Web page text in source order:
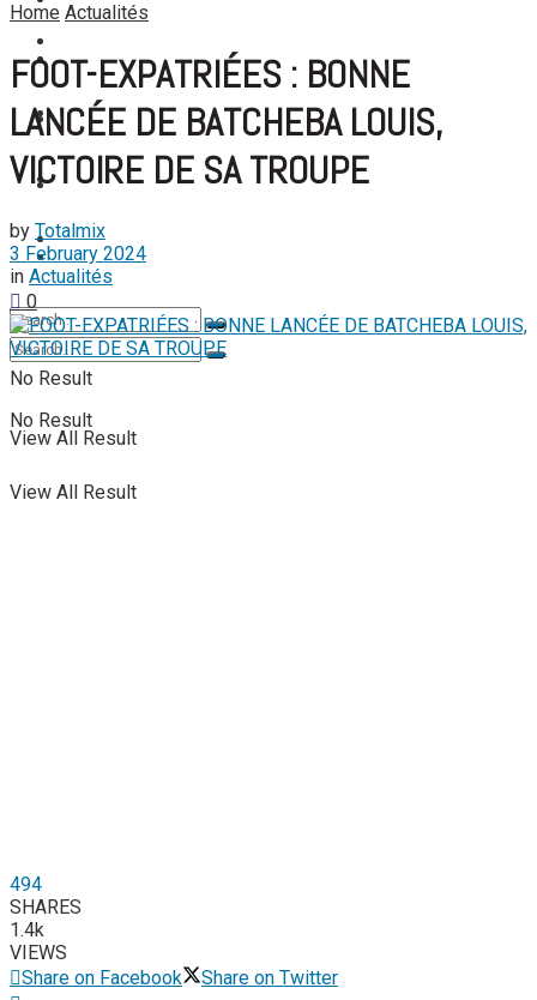
BASKETBALL
TENNIS
TENNIS DE TABLE
No Result
View All Result
FOOT EXPATRIÉS
BASKETBALL
TENNIS
TENNIS DE TABLE
No Result
View All Result
View All Result
Home Actualités
FOOT-EXPATRIÉES : BONNE
LANCÉE DE BATCHEBA LOUIS,
VICTOIRE DE SA TROUPE
by Totalmix
3 February 2024
in Actualités
0
494
SHARES
1.4k
VIEWS
Share on Facebook
Share on Twitter